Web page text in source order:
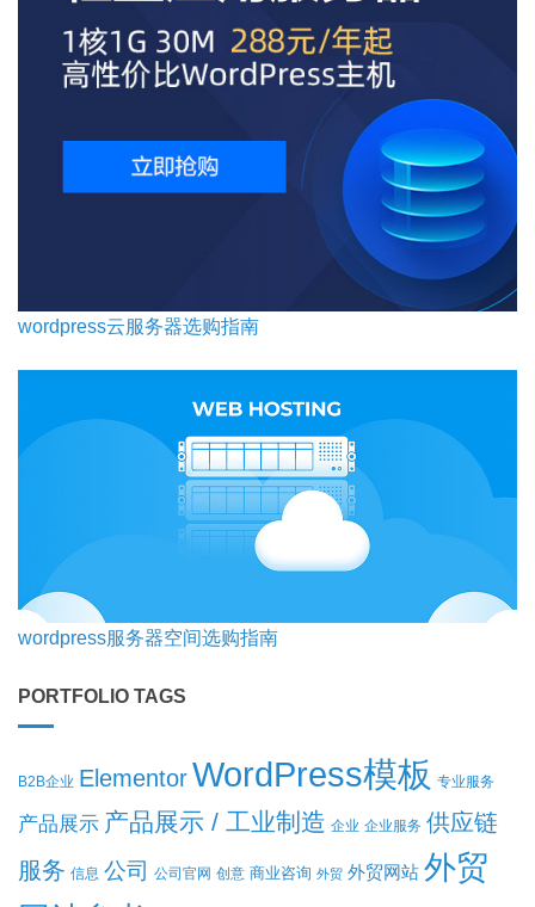
wordpress云服务器选购指南
wordpress服务器空间选购指南
PORTFOLIO TAGS
B2B企业 ElementorWordPress模板 专业服务
产品展示 产品展示 / 工业制造 企业 企业服务 供应链
服务 信息 公司 公司官网 创意 商业咨询 外贸 外贸网站 外贸